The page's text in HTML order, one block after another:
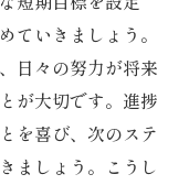
ていきましょう。
日々の努力が将来
が大切です。進捗
を喜び、次のステ
ましょう。こうし